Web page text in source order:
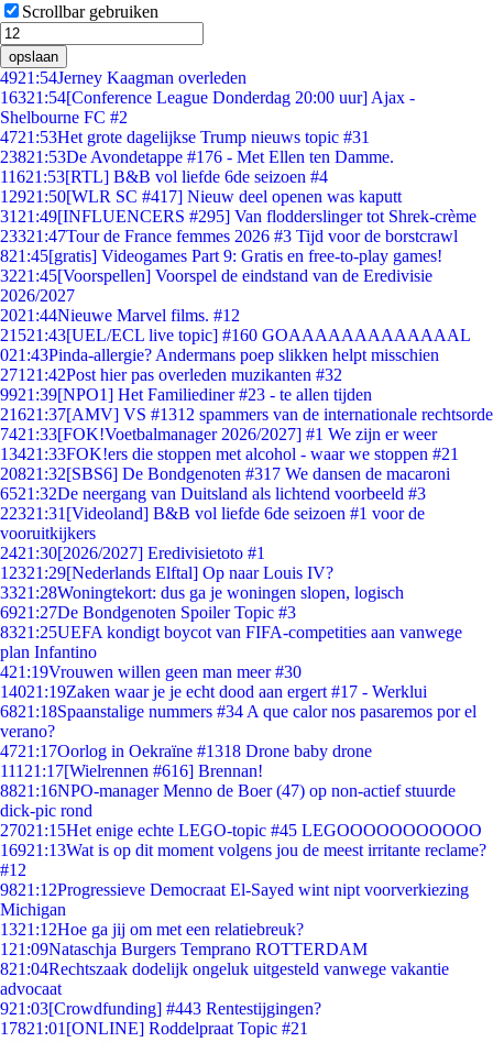
Scrollbar gebruiken
opslaan
4921:54Jerney Kaagman overleden
16321:54[Conference League Donderdag 20:00 uur] Ajax -
Shelbourne FC #2
4721:53Het grote dagelijkse Trump nieuws topic #31
23821:53De Avondetappe #176 - Met Ellen ten Damme.
11621:53[RTL] B&B vol liefde 6de seizoen #4
12921:50[WLR SC #417] Nieuw deel openen was kaputt
31 21:49[INFLUENCERS #295] Van flodderslinger tot Shrek-crème
23321:47Tour de France femmes 2026 #3 Tijd voor de borstcrawl
821:45[gratis] Videogames Part 9: Gratis en free-to-play games!
3221:45[Voorspellen] Voorspel de eindstand van de Eredivisie
2026/2027
2021:44Nieuwe Marvel films. #12
21521:43[UEL/ECL live topic] #160 GOAAAAAAAAAAAAAL
021:43Pinda-allergie? Andermans poep slikken helpt misschien
271 21:42Post hier pas overleden muzikanten #32
9921:39[NPO1] Het Familiediner #23 - te allen tijden
21621:37[AMV] VS #1312 spammers van de internationale rechtsorde
7421:33[FOK!Voetbalmanager 2026/2027] #1 We zijn er weer
13421:33FOK!ers die stoppen met alcohol - waar we stoppen #21
20821:32[SBS6] De Bondgenoten #317 We dansen de macaroni
6521:32De neergang van Duitsland als lichtend voorbeeld #3
22321:31 [Videoland] B&B vol liefde 6de seizoen #1 voor de
vooruitkijkers
2421:30[2026/2027] Eredivisietoto #1
12321:29[Nederlands Elftal] Op naar Louis IV?
3321:28Woningtekort: dus ga je woningen slopen, logisch
6921:27De Bondgenoten Spoiler Topic #3
8321:25UEFA kondigt boycot van FIFA-competities aan vanwege
plan Infantino
421:19Vrouwen willen geen man meer #30
14021:19Zaken waar je je echt dood aan ergert #17 - Werklui
6821:18Spaanstalige nummers #34 A que calor nos pasaremos por el
verano?
4721:17Oorlog in Oekraïne #1318 Drone baby drone
111 21:17[Wielrennen #616] Brennan!
8821:16NPO-manager Menno de Boer (47) op non-actief stuurde
dick-pic rond
27021:15Het enige echte LEGO-topic #45 LEGOOOOOOOOOOO
16921:13Wat is op dit moment volgens jou de meest irritante reclame?
#12
9821:12Progressieve Democraat El-Sayed wint nipt voorverkiezing
Michigan
1321:12Hoe ga jij om met een relatiebreuk?
1 21:09Nataschja Burgers Temprano ROTTERDAM
821:04Rechtszaak dodelijk ongeluk uitgesteld vanwege vakantie
advocaat
921:03[Crowdfunding] #443 Rentestijgingen?
17821:01 [ONLINE] Roddelpraat Topic #21